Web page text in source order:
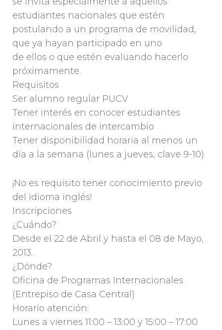
estudiantes nacionales que estén
postulando a un programa de movilidad,
que ya hayan participado en uno
de ellos o que estén evaluando hacerlo
próximamente.
Requisitos
Ser alumno regular PUCV
Tener interés en conocer estudiantes
internacionales de intercambio
Tener disponibilidad horaria al menos un
día a la semana (lunes a jueves, clave 9-10)
¡No es requisito tener conocimiento previo
del idioma inglés!
Inscripciones
¿Cuándo?
Desde el 22 de Abril y hasta el 08 de Mayo,
2013.
¿Dónde?
Oficina de Programas Internacionales
(Entrepiso de Casa Central)
Horario atención:
Lunes a viernes 11:00 – 13:00 y 15:00 – 17:00